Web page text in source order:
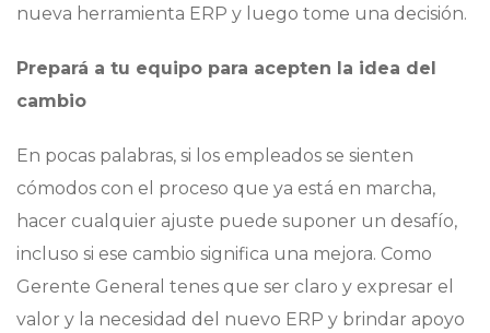
nueva herramienta ERP y luego tome una decisión.
Prepará a tu equipo para acepten la idea del
cambio
En pocas palabras, si los empleados se sienten
cómodos con el proceso que ya está en marcha,
hacer cualquier ajuste puede suponer un desafío,
incluso si ese cambio significa una mejora. Como
Gerente General tenes que ser claro y expresar el
valor y la necesidad del nuevo ERP y brindar apoyo